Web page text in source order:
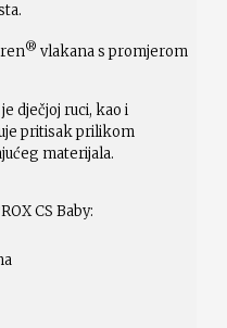
® vlakana s promjerom
dječjoj ruci, kao i
pritisak prilikom
materijala.
CS Baby: